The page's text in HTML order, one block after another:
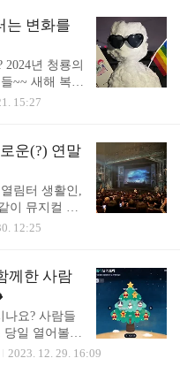
법상 일정 기
도이..
다. 먼저 열림
때입니다. 한
는 게 많은
어떻게 해야
분리하는지
니다. 열림터
려요. 2월에는
눈썰매장에
는 변화를
년 청룡의
~~ 새해 복
눈도 많고 기
고 평온한 새
의 시기입니
신없는 시간
세우고, 총
도 해야 했습
파랑)가 열림
셨고 감사하
봅니다..
15:27
운(?) 연말
림터 생활인,
이 뮤지컬 을
명 시기를 다
. 이야기 속
대와 사랑의
눈물을 흘렸
발장을 맡은
시절의 프
고 프랑스사
12:25
께한 사람
요? 사람들
당일 열어볼
이 최고지
2023. 12. 29. 16:09